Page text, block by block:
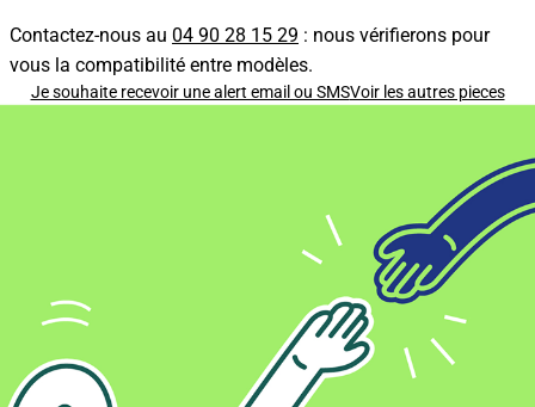
Contactez-nous au 04 90 28 15 29 : nous vérifierons pour
vous la compatibilité entre modèles.
Je souhaite recevoir une alert email ou SMSVoir les autres pieces